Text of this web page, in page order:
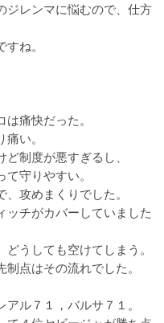
ジレンマに悩むので、仕方
ね。
痛快だった。
い。
制度が悪すぎるし、
守りやすい。
攻めまくりでした。
ッチがカバーしていました
うしても空けてしまう。
点はその流れでした。
ル７１，バルサ７１。